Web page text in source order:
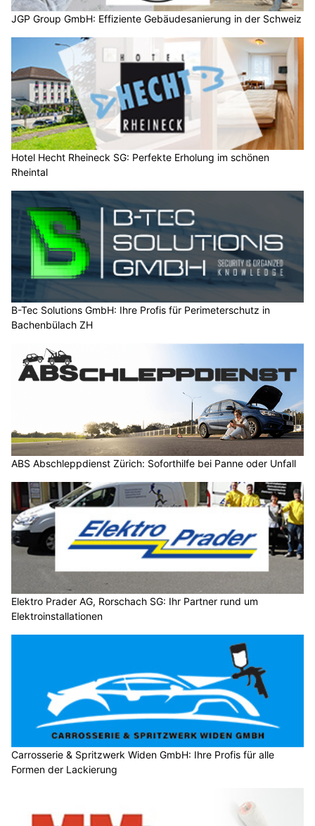
JGP Group GmbH: Effiziente Gebäudesanierung in der Schweiz
Hotel Hecht Rheineck SG: Perfekte Erholung im schönen
Rheintal
B-Tec Solutions GmbH: Ihre Profis für Perimeterschutz in
Bachenbülach ZH
ABS Abschleppdienst Zürich: Soforthilfe bei Panne oder Unfall
Elektro Prader AG, Rorschach SG: Ihr Partner rund um
Elektroinstallationen
Carrosserie & Spritzwerk Widen GmbH: Ihre Profis für alle
Formen der Lackierung